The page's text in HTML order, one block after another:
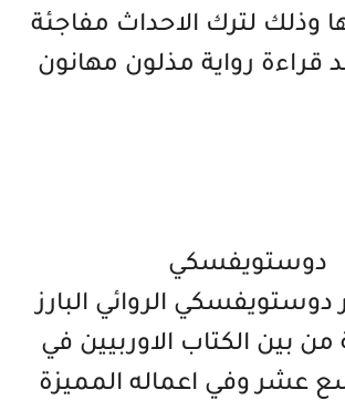
وذلك لترك الاحداث مفاجئة
قراءة رواية مذلون مهانون
دوستويفسكي
دوستويفسكي الروائي البارز
من بين الكتاب الاوربيين في
عشر وفي اعماله المميزة